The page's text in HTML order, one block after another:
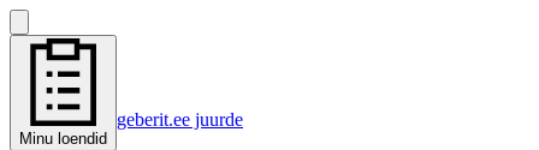
Minu loendid
geberit.ee juurde